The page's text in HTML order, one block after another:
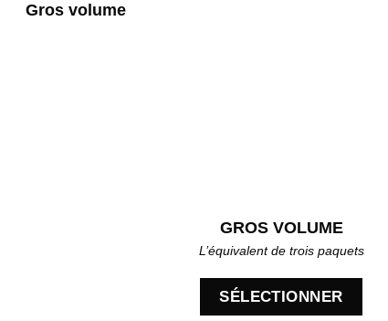
Gros volume
GROS VOLUME
L’équivalent de trois paquets
SÉLECTIONNER